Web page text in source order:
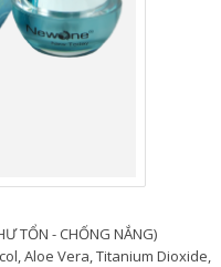
TỔN - CHỐNG NẮNG)
Aloe Vera, Titanium Dioxide,